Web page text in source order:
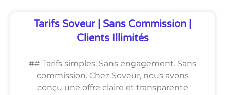
Tarifs Soveur | Sans Commission |
Clients Illimités
## Tarifs simples. Sans engagement. Sans
commission. Chez Soveur, nous avons
conçu une offre claire et transparente